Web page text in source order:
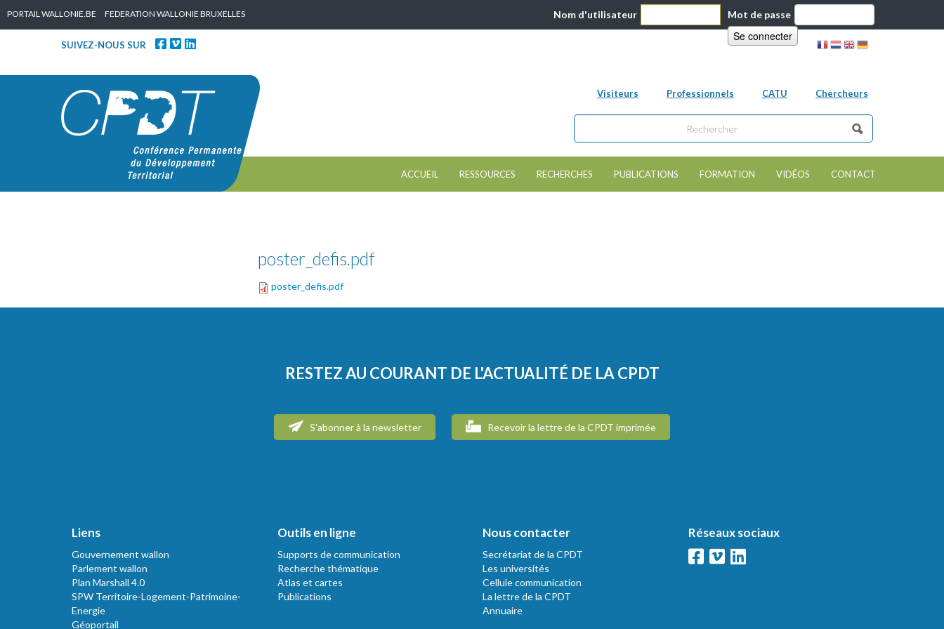
PORTAIL WALLONIE.BE FEDERATION WALLONIE BRUXELLES Nom d'utilisateur Mot de passe
SUIVEZ-NOUS SUR
Visiteurs Professionnels CATU Chercheurs
Formulaire de recherche
Chercher dans ce site
ACCUEIL RESSOURCES RECHERCHES PUBLICATIONS FORMATION VIDÉOS CONTACT
poster_defis.pdf
poster_defis.pdf
RESTEZ AU COURANT DE L'ACTUALITÉ DE LA CPDT
S'abonner à la newsletter Recevoir la lettre de la CPDT imprimée
Liens
Gouvernement wallon
Parlement wallon
Plan Marshall 4.0
SPW Territoire-Logement-Patrimoine-
Energie
Géoportail
Outils en ligne
Supports de communication
Recherche thématique
Atlas et cartes
Publications
Nous contacter
Secrétariat de la CPDT
Les universités
Cellule communication
La lettre de la CPDT
Annuaire
Réseaux sociaux